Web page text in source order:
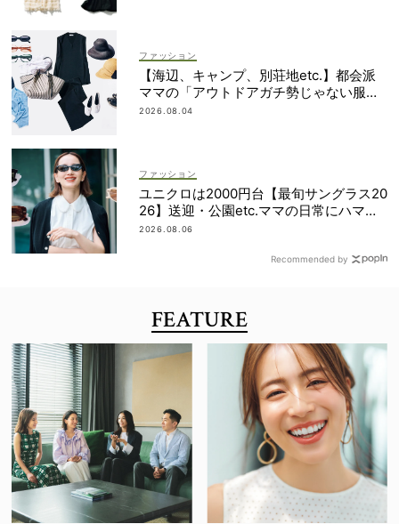
ファッション
【海辺、キャンプ、別荘地etc.】都会派
ママの「アウトドアガチ勢じゃない服と
小物」集めました！
2026.08.04
ファッション
ユニクロは2000円台【最旬サングラス20
26】送迎・公園etc.ママの日常にハマる
「名品」を厳選！
2026.08.06
Recommended by
FEATURE